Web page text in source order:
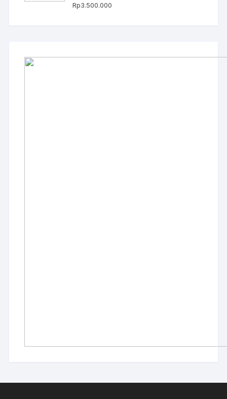
Rp3.500.000